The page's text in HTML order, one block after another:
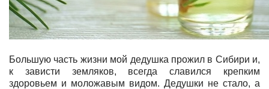
Большую часть жизни мой дедушка прожил в Сибири и,
к зависти земляков, всегда славился крепким
здоровьем и моложавым видом. Дедушки не стало, а